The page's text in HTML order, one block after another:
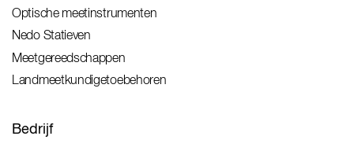
Optische meetinstrumenten
Nedo Statieven
Meetgereedschappen
Landmeetkundigetoebehoren
Bedrijf